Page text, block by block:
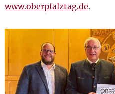
www.oberpfalztag.de.